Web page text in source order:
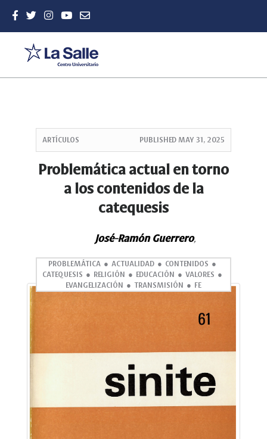
ARTÍCULOS PUBLISHED MAY 31, 2025
Problemática actual en torno
a los contenidos de la
catequesis
José-Ramón Guerrero,
PROBLEMÁTICA ACTUALIDAD
CONTENIDOS
CATEQUESIS
RELIGIÓN EDUCACIÓN
VALORES
EVANGELIZACIÓN
TRANSMISIÓN FE